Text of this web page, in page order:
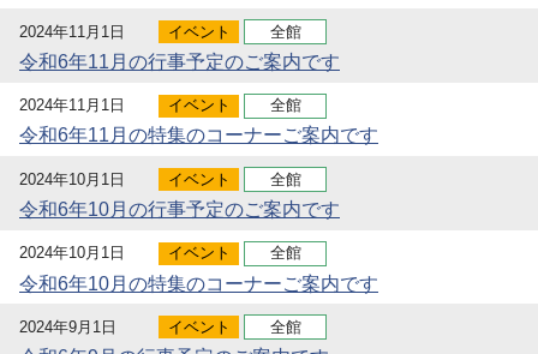
2024年11月1日 イベント 全館
令和6年11月の行事予定のご案内です
2024年11月1日 イベント 全館
令和6年11月の特集のコーナーご案内です
2024年10月1日 イベント 全館
令和6年10月の行事予定のご案内です
2024年10月1日 イベント 全館
令和6年10月の特集のコーナーご案内です
2024年9月1日 イベント 全館